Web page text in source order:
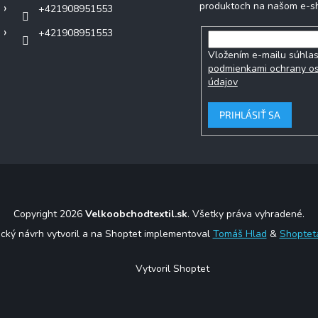
+421908951553
+421908951553
produktoch na našom e-
Vložením e-mailu
podmienkami ochrany
údajov
PRIHLÁSIŤ SA
Copyright 2026 Velkoobchodtextil.sk. Všetky práva vyhradené.
návrh vytvoril a na Shoptet implementoval Tomáš Hlad &
Vytvoril Shoptet